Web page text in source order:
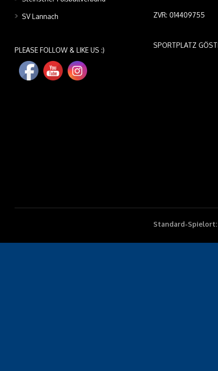
SV Lannach
PLEASE FOLLOW & LIKE US :)
ZVR: 014409755
SPORTPLATZ
Standard-Spielort: